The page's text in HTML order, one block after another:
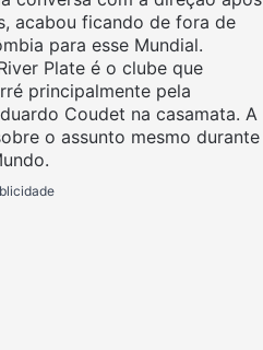
acabou ficando de fora de
para esse Mundial.
Plate é o clube que
principalmente pela
Coudet na casamata. A
o assunto mesmo durante